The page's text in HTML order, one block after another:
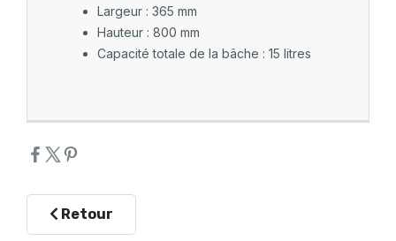
Largeur : 365 mm
Hauteur : 800 mm
Capacité totale de la bâche : 15 litres
Retour